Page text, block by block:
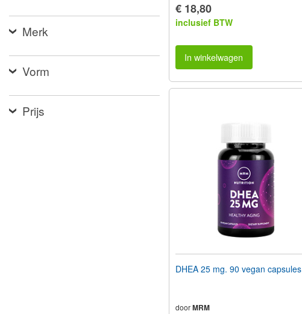
Merk
Vorm
Prijs
€ 18,80
inclusief BTW
In winkelwagen
DHEA 25 mg. 90 vegan capsules
doorMRM